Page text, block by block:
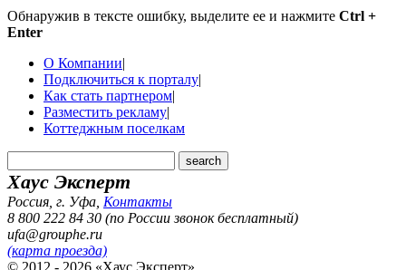
Обнаружив в тексте ошибку, выделите ее и нажмите Ctrl +
Enter
О Компании|
Подключиться к порталу|
Как стать партнером|
Разместить рекламу|
Коттеджным поселкам
Хаус Эксперт
Россия, г. Уфа Контакты
8 800 222 84 30 (по России звонок бесплатный)
ufa@grouphe.ru
(карта проезда)
© 2012 - 2026 «Хаус Эксперт»